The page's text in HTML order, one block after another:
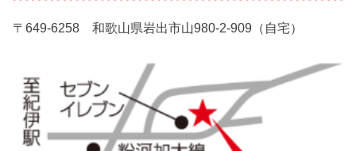
〒649-6258 和歌山県岩出市山980-2-909（自宅）